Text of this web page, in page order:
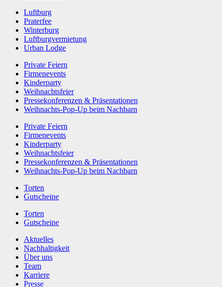
Luftburg
Praterfee
Winterburg
Luftburgvermietung
Urban Lodge
Private Feiern
Firmenevents
Kinderparty
Weihnachtsfeier
Pressekonferenzen & Präsentationen
Weihnachts-Pop-Up beim Nachbarn
Private Feiern
Firmenevents
Kinderparty
Weihnachtsfeier
Pressekonferenzen & Präsentationen
Weihnachts-Pop-Up beim Nachbarn
Torten
Gutscheine
Torten
Gutscheine
Aktuelles
Nachhaltigkeit
Über uns
Team
Karriere
Presse